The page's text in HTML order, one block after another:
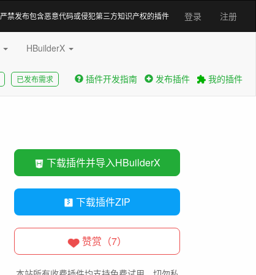
登录 注册
严禁发布包含恶意代码或侵犯第三方知识产权的插件
HBuilderX
已发布需求 插件开发指南 发布插件 我的插件
下载插件并导入HBuilderX
下载插件ZIP
赞赏（7）